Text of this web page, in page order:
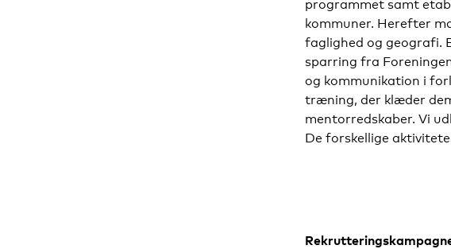
programmet samt
kommuner. Herefter
faglighed og geografi.
sparring fra
og kommunikation i
træning, der klæder
mentorredskaber. Vi
De forskellige